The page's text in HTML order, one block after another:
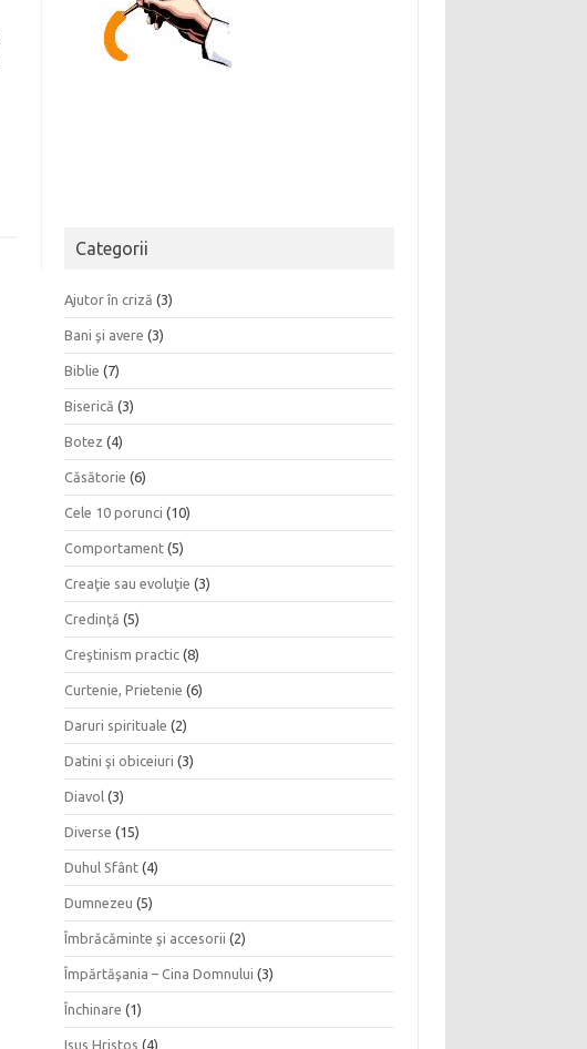
Categorii
Ajutor în criză (3)
Bani şi avere (3)
Biblie (7)
Biserică (3)
Botez (4)
Căsătorie (6)
Cele 10 porunci (10)
Comportament (5)
Creaţie sau evoluţie (3)
Credinţă (5)
Creştinism practic (8)
Curtenie, Prietenie (6)
Daruri spirituale (2)
Datini şi obiceiuri (3)
Diavol (3)
Diverse (15)
Duhul Sfânt (4)
Dumnezeu (5)
Îmbrăcăminte şi accesorii (2)
Împărtăşania – Cina Domnului (3)
Închinare (1)
Isus Hristos (4)